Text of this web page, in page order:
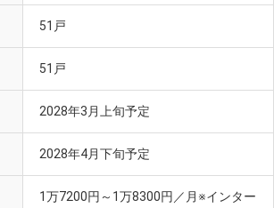
51戸
51戸
2028年3月上旬予定
2028年4月下旬予定
1万7200円～1万8300円／月※インター